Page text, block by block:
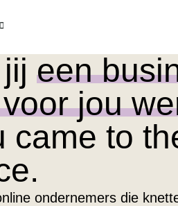
jijeen
jou
came to
ondernemers die